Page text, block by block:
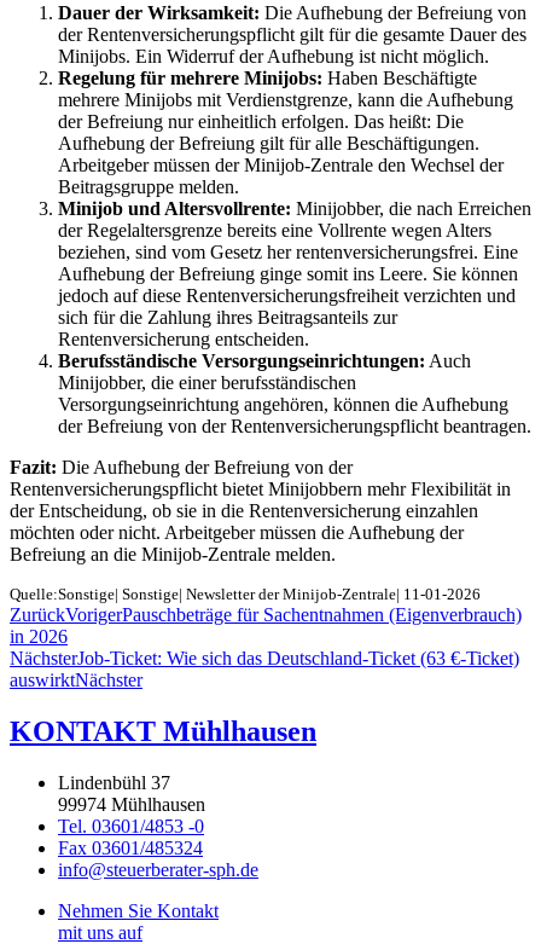
Dauer der Wirksamkeit: Die Aufhebung der Befreiung von
der Rentenversicherungspflicht gilt für die gesamte Dauer des
Minijobs. Ein Widerruf der Aufhebung ist nicht möglich.
Regelung für mehrere Minijobs: Haben Beschäftigte
mehrere Minijobs mit Verdienstgrenze, kann die Aufhebung
der Befreiung nur einheitlich erfolgen. Das heißt: Die
Aufhebung der Befreiung gilt für alle Beschäftigungen.
Arbeitgeber müssen der Minijob-Zentrale den Wechsel der
Beitragsgruppe melden.
Minijob und Altersvollrente: Minijobber, die nach Erreichen
der Regelaltersgrenze bereits eine Vollrente wegen Alters
beziehen, sind vom Gesetz her rentenversicherungsfrei. Eine
Aufhebung der Befreiung ginge somit ins Leere. Sie können
jedoch auf diese Rentenversicherungsfreiheit verzichten und
sich für die Zahlung ihres Beitragsanteils zur
Rentenversicherung entscheiden.
Berufsständische Versorgungseinrichtungen: Auch
Minijobber, die einer berufsständischen
Versorgungseinrichtung angehören, können die Aufhebung
der Befreiung von der Rentenversicherungspflicht beantragen.
Fazit: Die Aufhebung der Befreiung von der
Rentenversicherungspflicht bietet Minijobbern mehr Flexibilität in
der Entscheidung, ob sie in die Rentenversicherung einzahlen
möchten oder nicht. Arbeitgeber müssen die Aufhebung der
Befreiung an die Minijob-Zentrale melden.
Quelle:Sonstige| Sonstige| Newsletter der Minijob-Zentrale| 11-01-2026
ZurückVorigerPauschbeträge für Sachentnahmen (Eigenverbrauch)
in 2026
NächsterJob-Ticket: Wie sich das Deutschland-Ticket (63 €-Ticket)
auswirktNächster
KONTAKT Mühlhausen
Lindenbühl 37
99974 Mühlhausen
Tel. 03601/4853 -0
Fax 03601/485324
info@steuerberater-sph.de
Nehmen Sie Kontakt
mit uns auf